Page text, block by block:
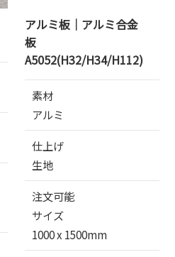
アルミ板｜アルミ合金
板
A5052(H32/H34/H112)
素材
アルミ
仕上げ
生地
注文可能
サイズ
1000 x 1500mm